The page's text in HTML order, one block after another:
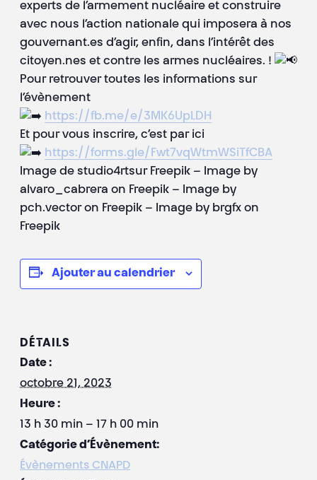
experts de l’armement nucléaire et construire
avec nous l’action nationale qui imposera à nos
gouvernant.es d’agir, enfin, dans l’intérêt des
citoyen.nes et contre les armes nucléaires. !
Pour retrouver toutes les informations sur
l’évènement
https://fb.me/e/3MK6UpLDH
Et pour vous inscrire, c’est par ici
https://forms.gle/Fwt7vqWtmWSiTfCBA
Image de studio4rtsur Freepik – Image by
alvaro_cabrera on Freepik – Image by
pch.vector on Freepik – Image by brgfx on
Freepik
Ajouter au calendrier
DÉTAILS
Date :
octobre 21, 2023
Heure :
13 h 30 min – 17 h 00 min
Catégorie d’Évènement:
Évènements CNAPD